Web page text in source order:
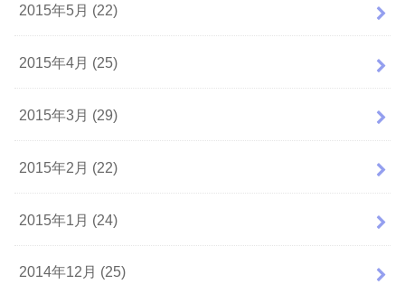
2015年5月 (22)
2015年4月 (25)
2015年3月 (29)
2015年2月 (22)
2015年1月 (24)
2014年12月 (25)